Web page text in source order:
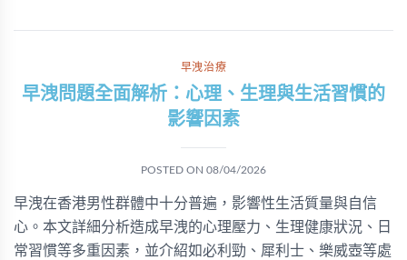
早洩治療
早洩問題全面解析：心理、生理與生活習慣的
影響因素
POSTED ON 08/04/2026
早洩在香港男性群體中十分普遍，影響性生活質量與自信
心。本文詳細分析造成早洩的心理壓力、生理健康狀況、日
常習慣等多重因素，並介紹如必利勁、犀利士、樂威壺等處